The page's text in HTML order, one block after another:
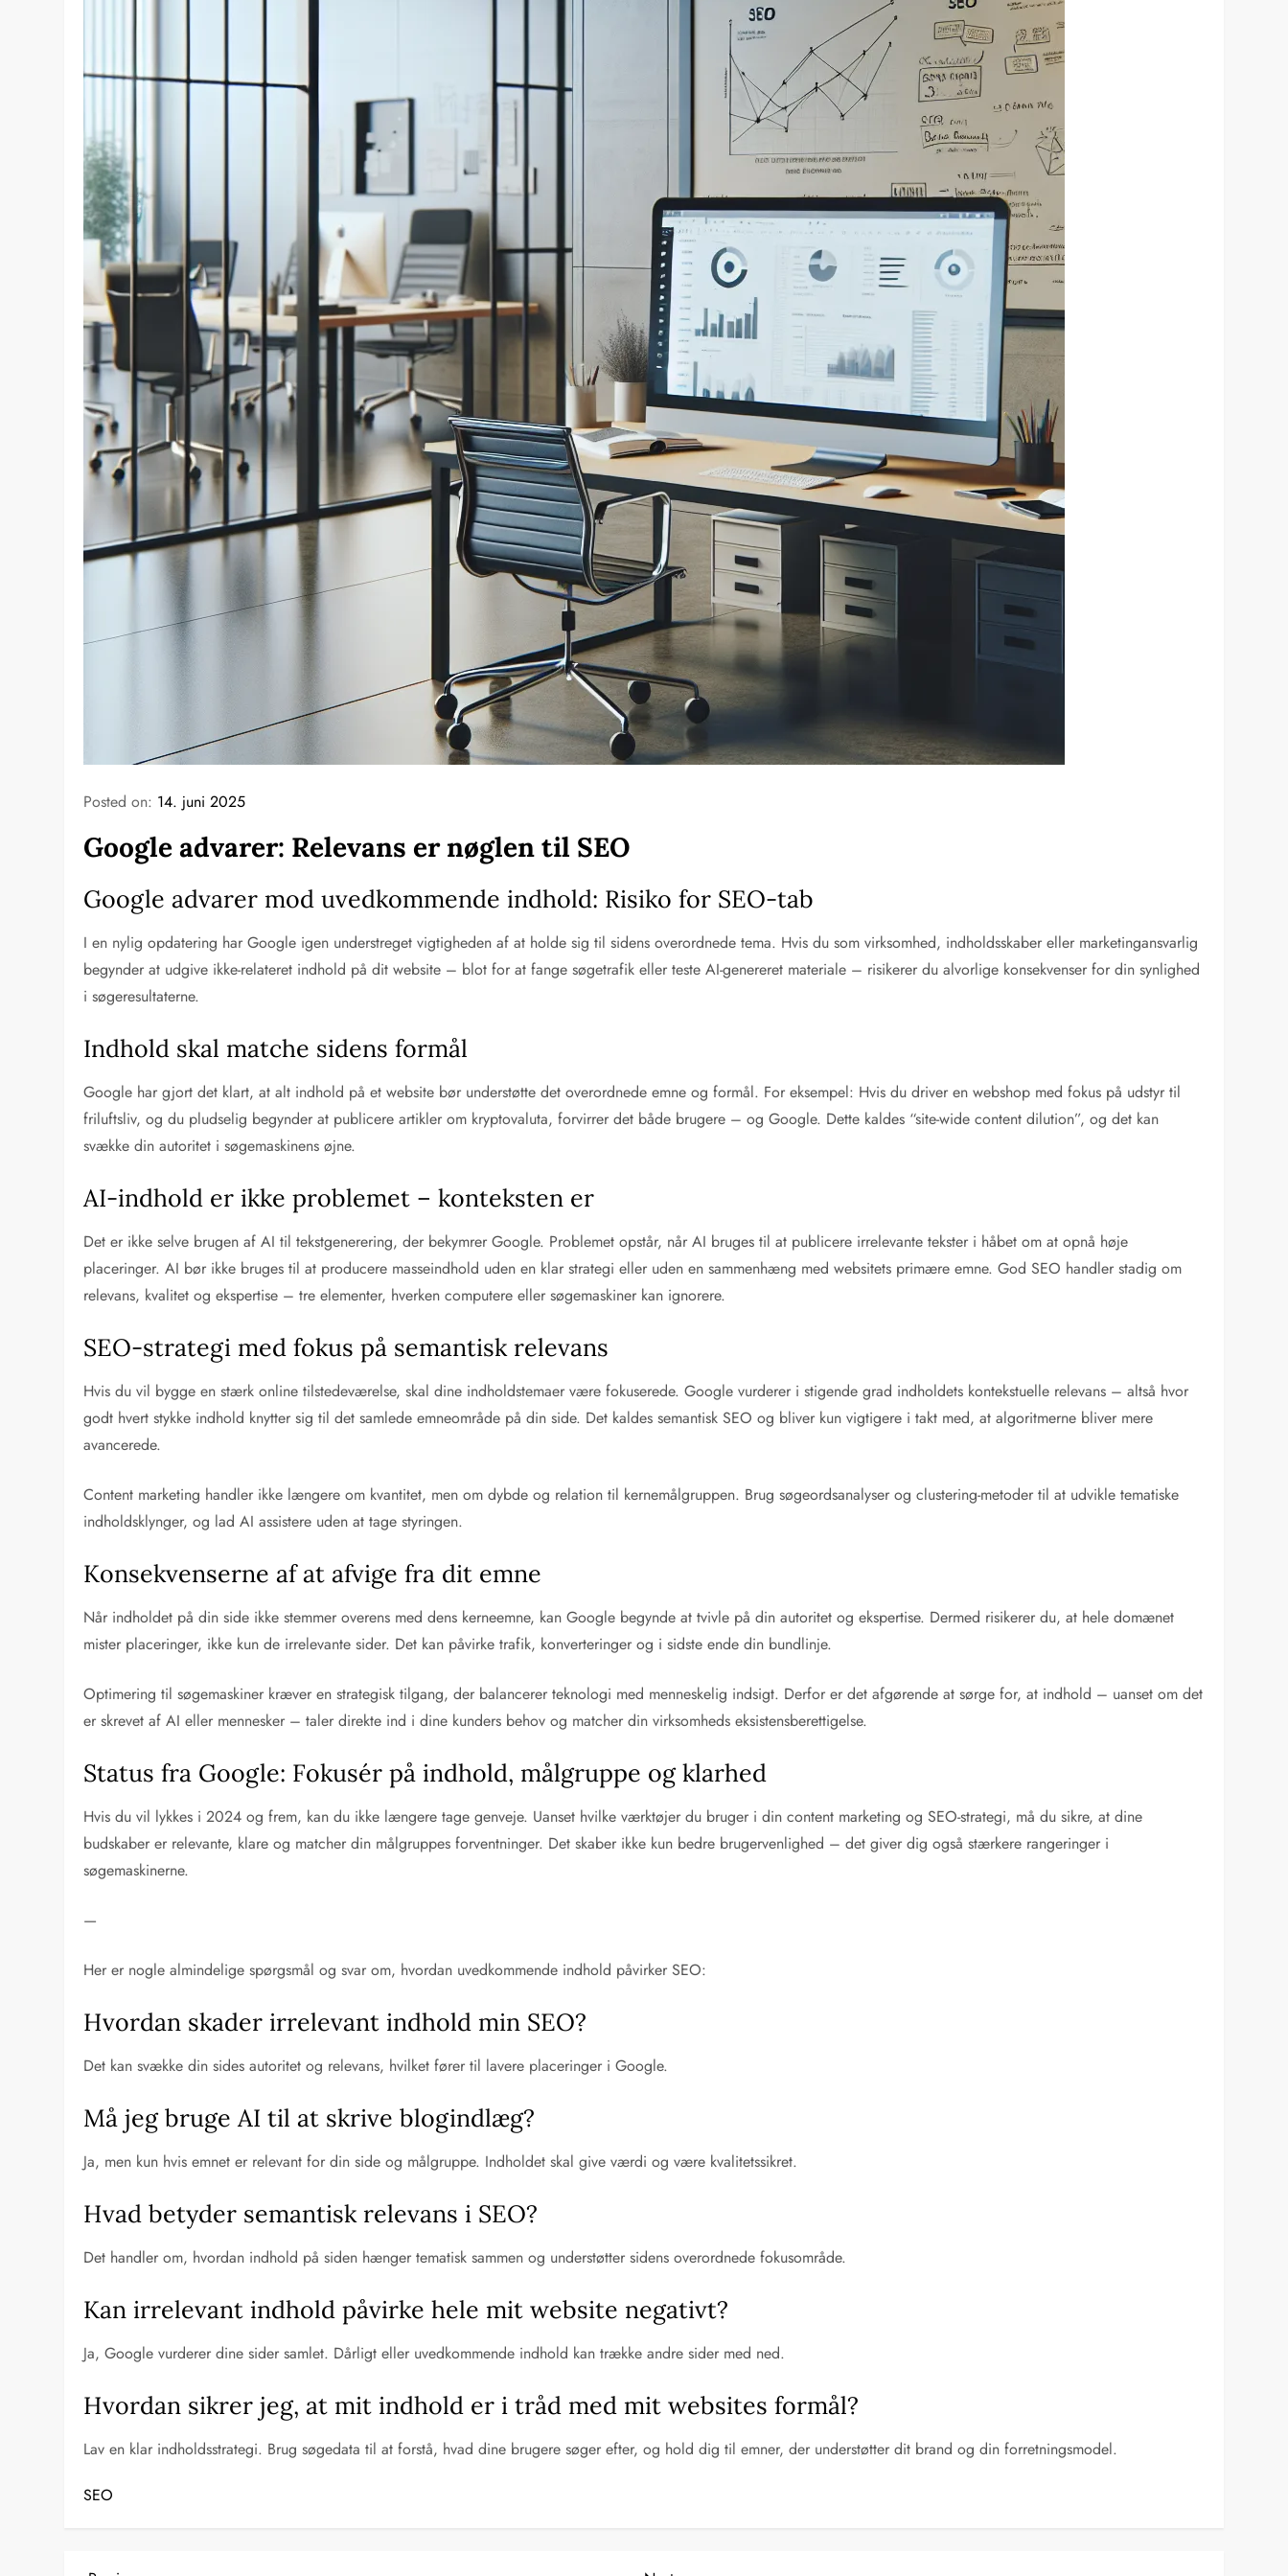
Posted on: 14. juni 2025
Google advarer: Relevans er nøglen til SEO
Google advarer mod uvedkommende indhold: Risiko for SEO-tab
I en nylig opdatering har Google igen understreget vigtigheden af at holde sig til sidens overordnede tema. Hvis du som virksomhed, indholdsskaber eller marketingansvarlig
begynder at udgive ikke-relateret indhold på dit website – blot for at fange søgetrafik eller teste AI-genereret materiale – risikerer du alvorlige konsekvenser for din synlighed
i søgeresultaterne.
Indhold skal matche sidens formål
Google har gjort det klart, at alt indhold på et website bør understøtte det overordnede emne og formål. For eksempel: Hvis du driver en webshop med fokus på udstyr til
friluftsliv, og du pludselig begynder at publicere artikler om kryptovaluta, forvirrer det både brugere – og Google. Dette kaldes “site-wide content dilution”, og det kan
svække din autoritet i søgemaskinens øjne.
AI-indhold er ikke problemet – konteksten er
Det er ikke selve brugen af AI til tekstgenerering, der bekymrer Google. Problemet opstår, når AI bruges til at publicere irrelevante tekster i håbet om at opnå høje
placeringer. AI bør ikke bruges til at producere masseindhold uden en klar strategi eller uden en sammenhæng med websitets primære emne. God SEO handler stadig om
relevans, kvalitet og ekspertise – tre elementer, hverken computere eller søgemaskiner kan ignorere.
SEO-strategi med fokus på semantisk relevans
Hvis du vil bygge en stærk online tilstedeværelse, skal dine indholdstemaer være fokuserede. Google vurderer i stigende grad indholdets kontekstuelle relevans – altså hvor
godt hvert stykke indhold knytter sig til det samlede emneområde på din side. Det kaldes semantisk SEO og bliver kun vigtigere i takt med, at algoritmerne bliver mere
avancerede.
Content marketing handler ikke længere om kvantitet, men om dybde og relation til kernemålgruppen. Brug søgeordsanalyser og clustering-metoder til at udvikle tematiske
indholdsklynger, og lad AI assistere uden at tage styringen.
Konsekvenserne af at afvige fra dit emne
Når indholdet på din side ikke stemmer overens med dens kerneemne, kan Google begynde at tvivle på din autoritet og ekspertise. Dermed risikerer du, at hele domænet
mister placeringer, ikke kun de irrelevante sider. Det kan påvirke trafik, konverteringer og i sidste ende din bundlinje.
Optimering til søgemaskiner kræver en strategisk tilgang, der balancerer teknologi med menneskelig indsigt. Derfor er det afgørende at sørge for, at indhold – uanset om det
er skrevet af AI eller mennesker – taler direkte ind i dine kunders behov og matcher din virksomheds eksistensberettigelse.
Status fra Google: Fokusér på indhold, målgruppe og klarhed
Hvis du vil lykkes i 2024 og frem, kan du ikke længere tage genveje. Uanset hvilke værktøjer du bruger i din content marketing og SEO-strategi, må du sikre, at dine
budskaber er relevante, klare og matcher din målgruppes forventninger. Det skaber ikke kun bedre brugervenlighed – det giver dig også stærkere rangeringer i
søgemaskinerne.
—
Her er nogle almindelige spørgsmål og svar om, hvordan uvedkommende indhold påvirker SEO:
Hvordan skader irrelevant indhold min SEO?
Det kan svække din sides autoritet og relevans, hvilket fører til lavere placeringer i Google.
Må jeg bruge AI til at skrive blogindlæg?
Ja, men kun hvis emnet er relevant for din side og målgruppe. Indholdet skal give værdi og være kvalitetssikret.
Hvad betyder semantisk relevans i SEO?
Det handler om, hvordan indhold på siden hænger tematisk sammen og understøtter sidens overordnede fokusområde.
Kan irrelevant indhold påvirke hele mit website negativt?
Ja, Google vurderer dine sider samlet. Dårligt eller uvedkommende indhold kan trække andre sider med ned.
Hvordan sikrer jeg, at mit indhold er i tråd med mit websites formål?
Lav en klar indholdsstrategi. Brug søgedata til at forstå, hvad dine brugere søger efter, og hold dig til emner, der understøtter dit brand og din forretningsmodel.
SEO